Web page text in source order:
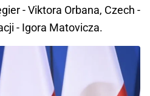
- Viktora Orbana, Czech -
- Igora Matovicza.